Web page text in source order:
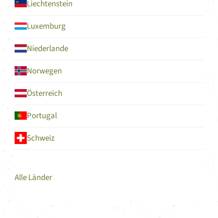
Liechtenstein
Luxemburg
Niederlande
Norwegen
Österreich
Portugal
Schweiz
Alle Länder